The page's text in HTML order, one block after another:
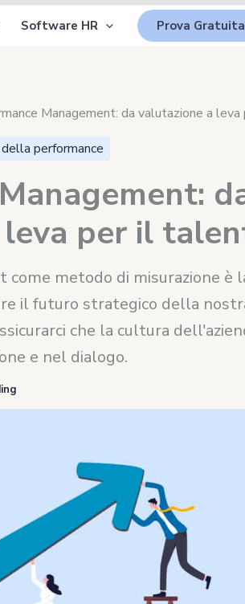
Software HR Prova Gratuita
Management: da valutazione a
performance
per il
come metodo di misurazione è
il futuro strategico della
che la cultura
e nel dialogo.